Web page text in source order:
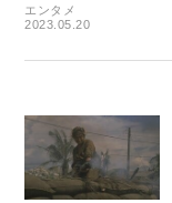
エンタメ
2023.05.20